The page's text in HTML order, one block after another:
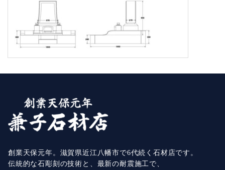
創業天保元年。滋賀県近江八幡市で6代続く石材店です。
伝統的な石彫刻の技術と、最新の耐震施工で、